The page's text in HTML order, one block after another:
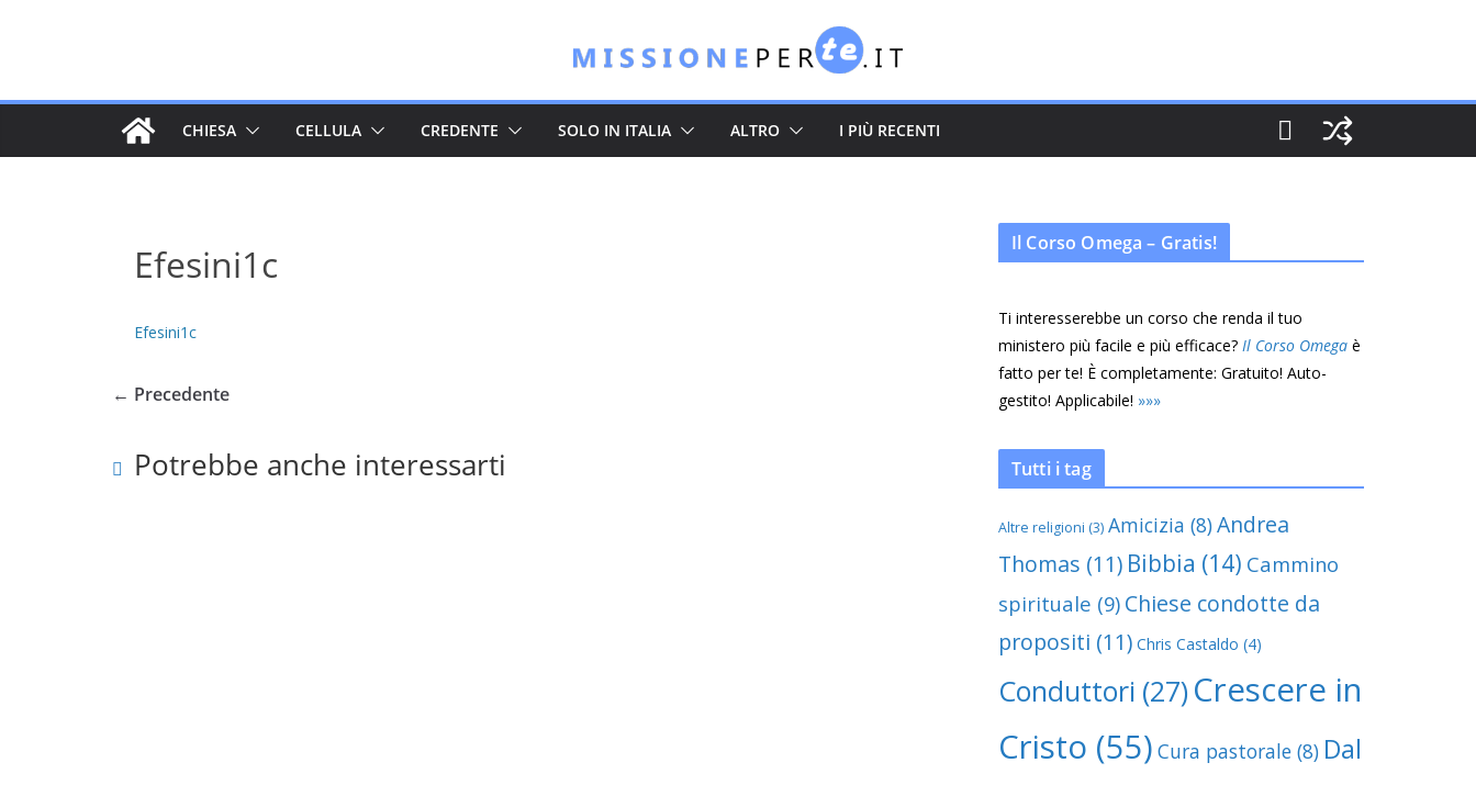
CHIESA CELLULA CREDENTE SOLO IN ITALIA ALTRO I PIÙ RECENTI
Efesini1c
Efesini1c
← Precedente
Potrebbe anche interessarti
Il Corso Omega – Gratis!
Ti interesserebbe un corso che renda il tuo
ministero più facile e più efficace? Il Corso Omega è
fatto per te! È completamente: Gratuito! Auto-
gestito! Applicabile! »»»
Tutti i tag
Altre religioni (3) Amicizia (8)Andrea
Thomas (11) Bibbia (14) Cammino
spirituale (9) Chiese condotte da
propositi (11) Chris Castaldo (4)
Conduttori (27) Crescere in
Cristo (55) Cura pastorale (8) Dal